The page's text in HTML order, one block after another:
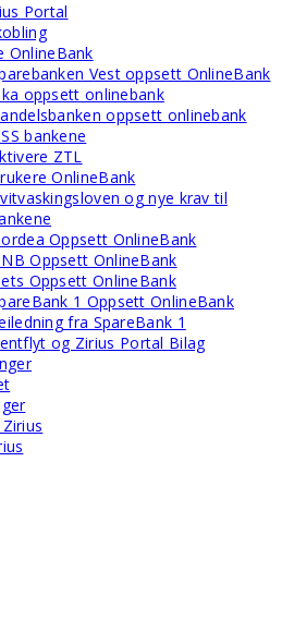
Portal
OnlineBank
Vest oppsett OnlineBank
oppsett onlinebank
oppsett onlinebank
bankene
ZTL
OnlineBank
og nye krav til
Oppsett OnlineBank
Oppsett OnlineBank
Oppsett OnlineBank
1 Oppsett OnlineBank
fra SpareBank 1
og Zirius Portal Bilag